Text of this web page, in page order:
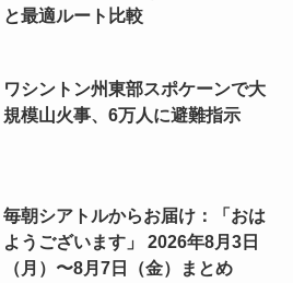
と最適ルート比較
ワシントン州東部スポケーンで大
規模山火事、6万人に避難指示
毎朝シアトルからお届け：「おは
ようございます」 2026年8月3日
（月）〜8月7日（金）まとめ